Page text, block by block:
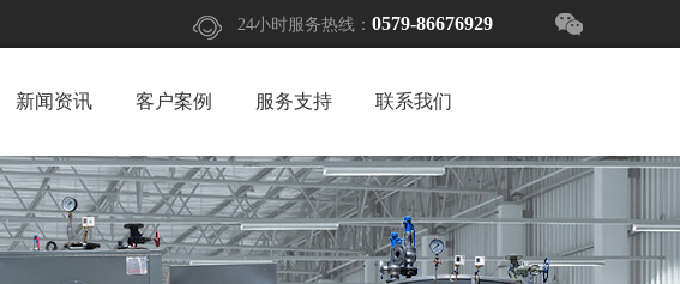
24小时服务热线： 0579-86676929
新闻资讯 客户案例 服务支持 联系我们